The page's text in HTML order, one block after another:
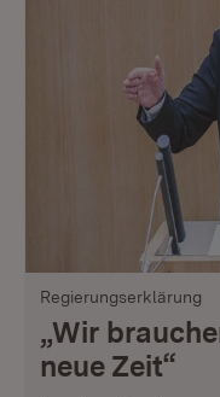
Regierungserklärung
„Wir
neue Zeit“